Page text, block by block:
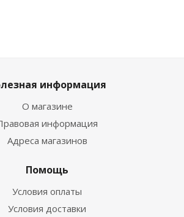
информация
О магазине
информация
Адреса магазинов
Помощь
Условия оплаты
Условия доставки